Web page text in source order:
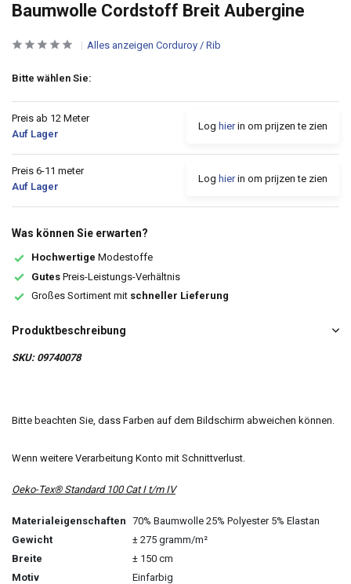
Baumwolle Cordstoff Breit Aubergine
Alles anzeigen Corduroy / Rib
Bitte wählen Sie:
Preis ab 12 Meter
Auf Lager
Log hierin om prijzen te zien
Preis 6-11 meter
Auf Lager
Log hierin om prijzen te zien
Was können Sie erwarten?
Hochwertige Modestoffe
Gutes Preis-Leistungs-Verhältnis
Großes Sortiment mit schneller Lieferung
Produktbeschreibung
SKU: 09740078
Bitte beachten Sie, dass Farben auf dem Bildschirm abweichen können.
Wenn weitere Verarbeitung Konto mit Schnittverlust.
Oeko-Tex® Standard 100 Cat I t/m IV
Materialeigenschaften 70% Baumwolle 25% Polyester 5% Elastan
Gewicht
± 275 gramm/m²
Breite
± 150 cm
Motiv
Einfarbig